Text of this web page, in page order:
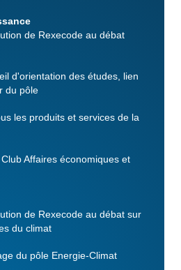
de Rexecode au débat
d'orientation des études, lien
du pôle
les produits et services de la
Affaires économiques et
de Rexecode au débat sur
du climat
du pôle Energie-Climat